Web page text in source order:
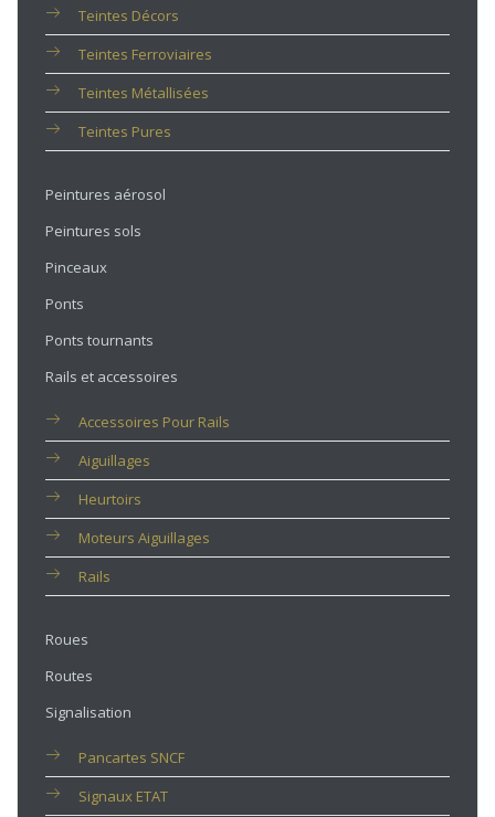
Teintes Décors
Teintes Ferroviaires
Teintes Métallisées
Teintes Pures
Peintures aérosol
Peintures sols
Pinceaux
Ponts
Ponts tournants
Rails et accessoires
Accessoires Pour Rails
Aiguillages
Heurtoirs
Moteurs Aiguillages
Rails
Roues
Routes
Signalisation
Pancartes SNCF
Signaux ETAT